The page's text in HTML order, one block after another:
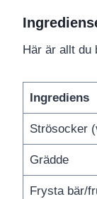
Här är allt du
Ingrediens
Strösocker
Grädde
Frysta bär/